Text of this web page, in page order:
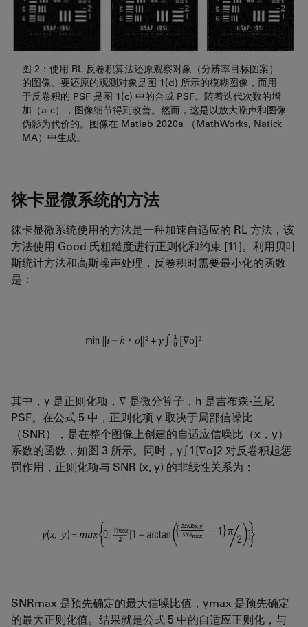
图 2：使用 RL 反卷积算法还原观察对象（分辨率目标图案）
的图像。要还原的观测对象是图 1(d) 所示的模糊图像，而用
于反卷积的 PSF 是图 1(c) 中的合成 PSF。随着迭代次数的增
加（a-c），图像细节得到改善。然而，这是以放大噪声和图像
伪影为代价的。图像在 Matlab 2020a （MathWorks, Natick
MA）中生成。
徕卡显微系统的方法
徕卡显微系统使用的方法是一种加速自适应的 RL 方法，该
方法使用 Good 氏粗糙度进行正则化和约束 [11]。利用贝叶
斯统计方法和高斯噪声处理，反卷积时需要最小化的函数
是：
其中，γ 是正则化项，∇ 是微分算子，h 是吉布森-兰尼
PSF。在公式 5 中，正则化项 γ 取决于局部信噪比
（SNR），是在整个图像上创建的自适应信噪比（x，y）
系数的函数，如图 3 所示。同时，γ∫1[∇o]2 对反卷积起惩
罚作用，正则化项与 SNR (x, y) 的非线性关系为：
SNRmax 是预先确定的最大信噪比值，γmax 是预先确定
的最大正则化值。结果就是公式 5 中的自适应正则化，与